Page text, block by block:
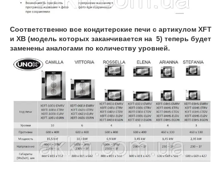
Соответственно все кондитерские печи с артикулом XFT
и XB (модель которых заканчивается на 5) теперь будет
заменены аналогами по количеству уровней.